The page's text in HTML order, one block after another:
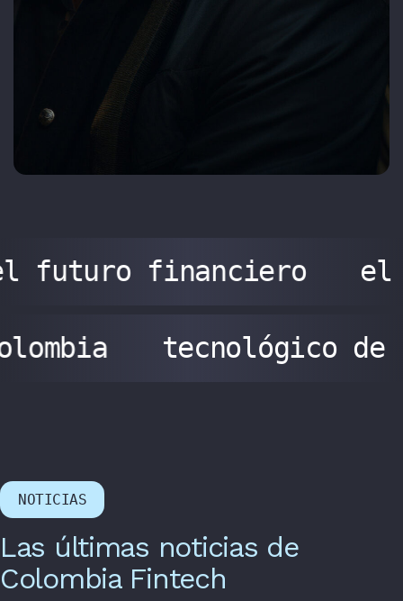
futuro financiero el
tecnológico de
NOTICIAS
Las últimas noticias de
Colombia Fintech